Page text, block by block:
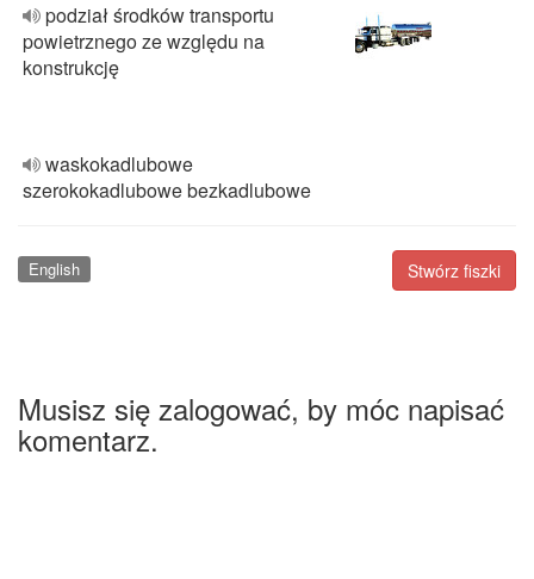
podział środków transportu
powietrznego ze względu na
konstrukcję
waskokadlubowe
szerokokadlubowe bezkadlubowe
Stwórz fiszki
English
Musisz się zalogować, by móc napisać
komentarz.